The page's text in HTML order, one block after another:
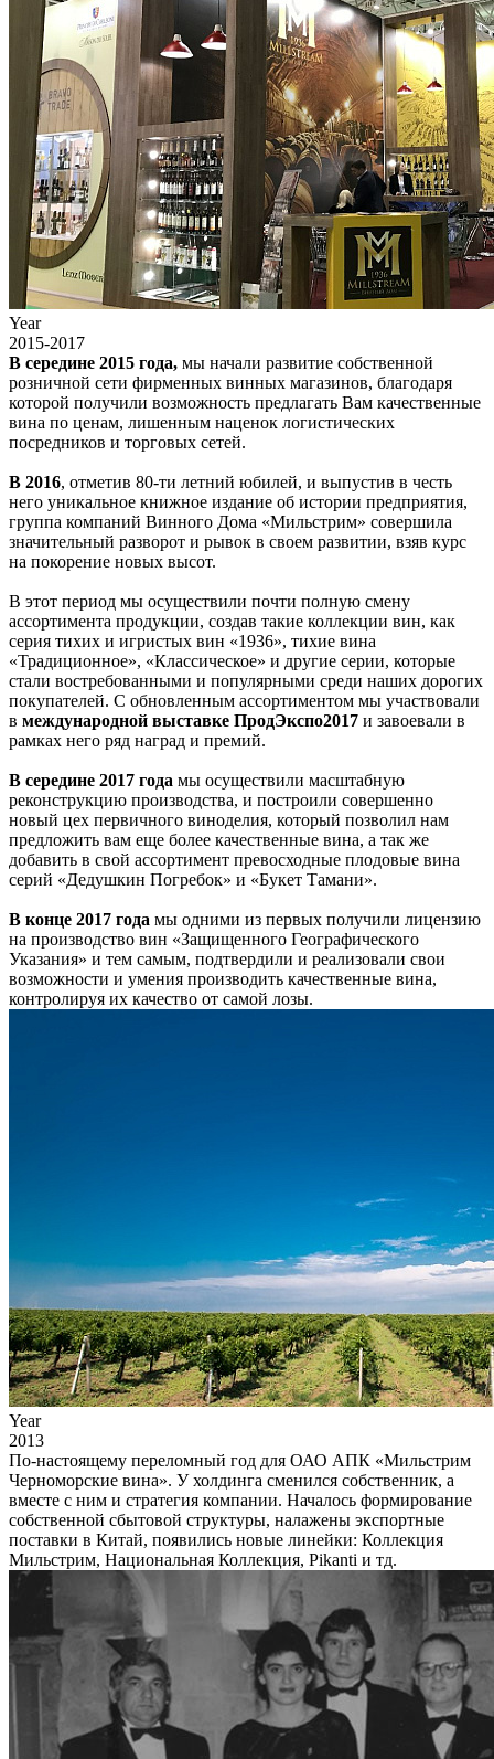
Year
2015-2017
В середине 2015 года, мы начали развитие собственной
розничной сети фирменных винных магазинов, благодаря
которой получили возможность предлагать Вам качественные
вина по ценам, лишенным наценок логистических
посредников и торговых сетей.
В 2016, отметив 80-ти летний юбилей, и выпустив в честь
него уникальное книжное издание об истории предприятия,
группа компаний Винного Дома «Мильстрим» совершила
значительный разворот и рывок в своем развитии, взяв курс
на покорение новых высот.
В этот период мы осуществили почти полную смену
ассортимента продукции, создав такие коллекции вин, как
серия тихих и игристых вин «1936», тихие вина
«Традиционное», «Классическое» и другие серии, которые
стали востребованными и популярными среди наших дорогих
покупателей. С обновленным ассортиментом мы участвовали
в международной выставке ПродЭкспо2017 и завоевали в
рамках него ряд наград и премий.
В середине 2017 года мы осуществили масштабную
реконструкцию производства, и построили совершенно
новый цех первичного виноделия, который позволил нам
предложить вам еще более качественные вина, а так же
добавить в свой ассортимент превосходные плодовые вина
серий «Дедушкин Погребок» и «Букет Тамани».
В конце 2017 года мы одними из первых получили лицензию
на производство вин «Защищенного Географического
Указания» и тем самым, подтвердили и реализовали свои
возможности и умения производить качественные вина,
контролируя их качество от самой лозы.
Year
2013
По-настоящему переломный год для ОАО АПК «Мильстрим
Черноморские вина». У холдинга сменился собственник, а
вместе с ним и стратегия компании. Началось формирование
собственной сбытовой структуры, налажены экспортные
поставки в Китай, появились новые линейки: Коллекция
Мильстрим, Национальная Коллекция, Pikanti и тд.